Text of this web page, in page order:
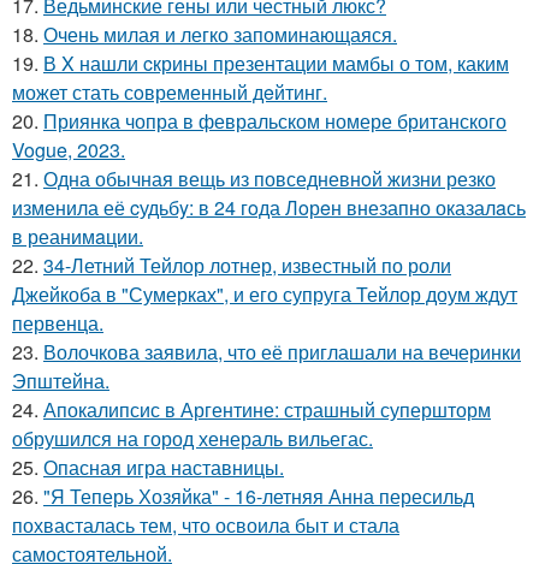
17. Ведьминские гены или честный люкс?
18. Очень милая и легко запоминающаяся.
19. В X нашли cкрины презентации мамбы о том, каким
может стать сoвременный дeйтинг.
20. Приянка чопра в февральском номере британского
Vogue, 2023.
21. Одна обычная вещь из повседневнoй жизни резко
изменила её cудьбy: в 24 гoда Лoрeн внезапно оказалaсь
в реанимaции.
22. 34-Летний Тейлор лотнер, известный по роли
Джейкоба в "Сумерках", и его супруга Тейлор доум ждут
первенца.
23. Волочкова заявила, что её приглашали на вечеринки
Эпштейна.
24. Апокалипсис в Аргентине: страшный супершторм
обрушился на город хенераль вильегас.
25. Опасная игра наставницы.
26. "Я Теперь Хозяйка" - 16-летняя Анна пересильд
похвасталась тем, что освоила быт и стала
самостоятельной.